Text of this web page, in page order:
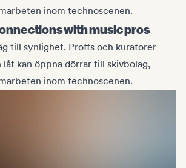
inom technoscenen.
with music pros
till synlighet. Proffs och kuratorer
kan öppna dörrar till skivbolag,
inom technoscenen.